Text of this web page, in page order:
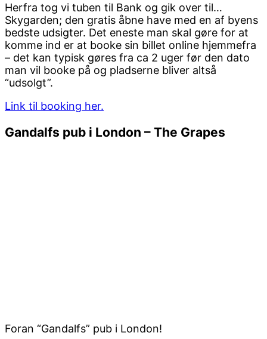
Herfra tog vi tuben til Bank og gik over til…
Skygarden; den gratis åbne have med en af byens
bedste udsigter. Det eneste man skal gøre for at
komme ind er at booke sin billet online hjemmefra
– det kan typisk gøres fra ca 2 uger før den dato
man vil booke på og pladserne bliver altså
“udsolgt”.
Link til booking her.
Gandalfs pub i London – The Grapes
Foran “Gandalfs” pub i London!